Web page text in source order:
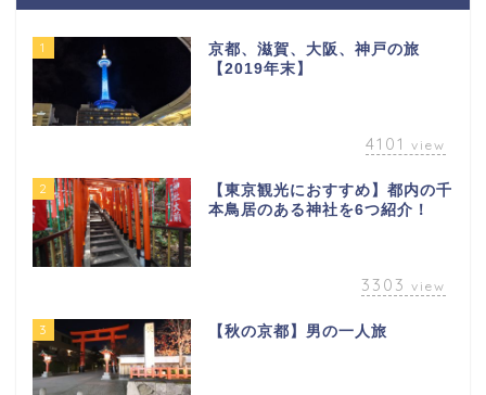
1
京都、滋賀、大阪、神戸の旅
【2019年末】
4101 view
2
【東京観光におすすめ】都内の千
本鳥居のある神社を6つ紹介！
3303 view
3 【秋の京都】男の一人旅